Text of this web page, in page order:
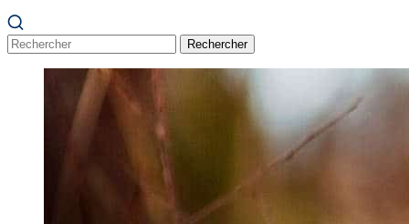
Rechercher